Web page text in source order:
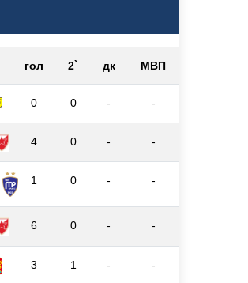
гол 2` дк МВП
0 0 - -
4 0 - -
1 0 - -
6 0 - -
3 1 - -